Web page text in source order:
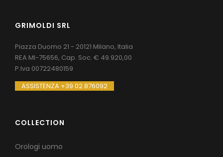
GRIMOLDI SRL
Piazza Duomo 21 - 20121 Milano, Italia
REA MI-75656, Cap. Soc. € 49.920,00
P.Iva 00722480159
ASSISTENZA +39 02.876092
COLLECTION
Orologi uomo